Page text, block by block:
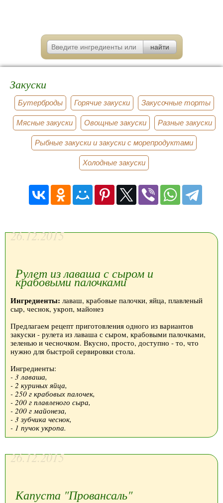
Закуски
Бутерброды Горячие закуски Закусочные торты
Мясные закуски Овощные закуски Разные закуски
Рыбные закуски и закуски с морепродуктами
Холодные закуски
26.12.2015
Рулет из лаваша с сыром и
крабовыми палочками
Ингредиенты: лаваш, крабовые палочки, яйца, плавленый
сыр, чеснок, укроп, майонез
Предлагаем рецепт приготовления одного из вариантов
закуски - рулета из лаваша с сыром, крабовыми палочками,
зеленью и чесночком. Вкусно, просто, доступно - то, что
нужно для быстрой сервировки стола.
Ингредиенты:
- 3 лаваша,
- 2 куриных яйца,
- 250 г крабовых палочек,
- 200 г плавленого сыра,
- 200 г майонеза,
- 3 зубчика чеснок,
- 1 пучок укропа.
26.12.2015
Капуста "Провансаль"